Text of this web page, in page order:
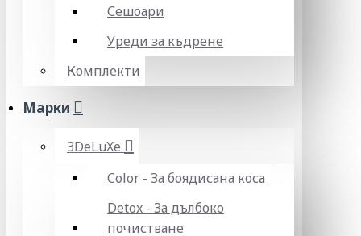
Сешоари
Уреди за къдрене
Комплекти
Марки
3DeLuXe
Color - За боядисана коса
Detox - За дълбоко
почистване